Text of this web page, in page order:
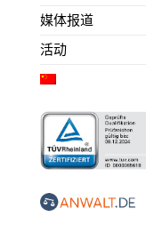
媒体报道
活动